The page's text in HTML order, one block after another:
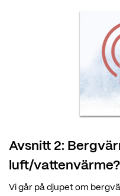
Avsnitt 2:
luft/vattenvärme?
Vi går på djupet om